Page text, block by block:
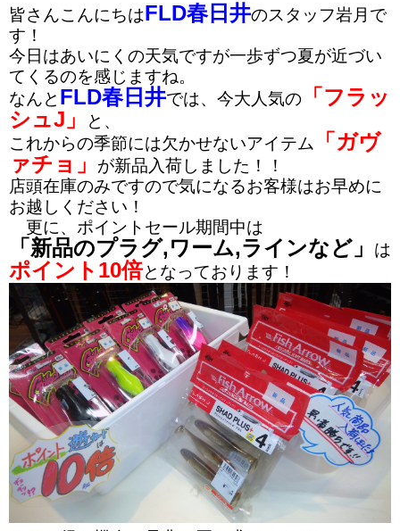
皆さんこんにちはFLD春日井のスタッフ岩月で
す！
今日はあいにくの天気ですが一歩ずつ夏が近づい
てくるのを感じますね。
なんと FLD春日井では、今大人気の
「フラッ
シュJ」
と、
これからの季節には欠かせないアイテム
「ガヴ
ァチョ」
が新品入荷しました！！
店頭在庫のみですので気になるお客様はお早めに
お越しください！
更に、ポイントセール期間中は
「新品のプラグ,ワーム,ラインなど」 は
ポイント10倍となっております！